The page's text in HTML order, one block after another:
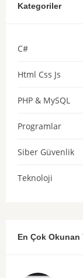
Kategoriler
C#
Html Css Js
PHP & MySQL
Programlar
Siber Güvenlik
Teknoloji
En Çok Okunan